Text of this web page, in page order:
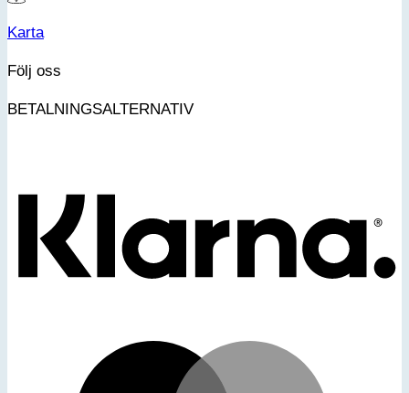
Karta
Följ oss
BETALNINGSALTERNATIV